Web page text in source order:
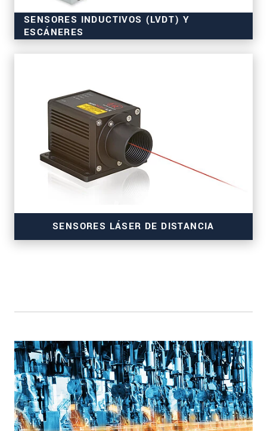
SENSORES INDUCTIVOS (LVDT) Y
ESCÁNERES
para aplicaciones en serie
SENSORES LÁSER DE DISTANCIA
e alto rendimiento, para aplicaciones industriales